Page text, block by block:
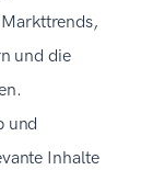
und die
und
Inhalte